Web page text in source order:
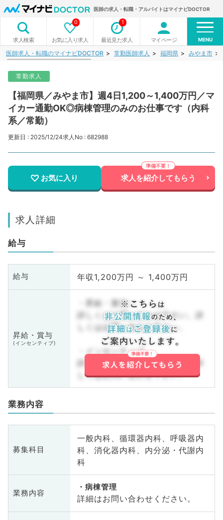
医師の求人・転職・アルバイトはマイナビDOCTOR
求人検索 お気に入り求人
0
最近見た求人
1
マイページ MENU
医師求人・転職のマイナビDOCTOR 常勤医師求人 福岡県 みやま市
常勤求人
【福岡県／みやま市】週4日1,200～1,400万円／マ
イカー通勤OK◎病棟管理のみのお仕事です（内科
系／常勤）
更新日 : 2025/12/24求人No : 682988
お気に入り 求人を紹介してもらう
求人詳細
給与
給与 年収1,200万円 ～ 1,400万円
昇給・賞与
(インセンティブ)
・昇給・賞与
詳しくはお問い合わせ下さい。詳
しくはお問い合わせ下さい。
・インセンティブ
詳しくはお問い合わせ下さい。詳
しくはお問い合わせ下さい。
業務内容
募集科目
一般内科、循環器内科、呼吸器内
科、消化器内科、内分泌・代謝内
科
業務内容
病棟管理
詳細はお問い合わせください。